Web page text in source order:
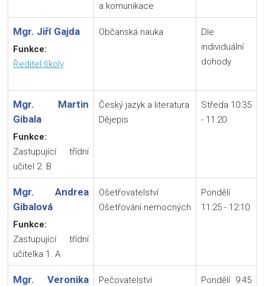
a komunikace
Mgr. Jiří Gajda
Funkce:
Ředitel školy
Občanská nauka
Dle
individuální
dohody
Mgr. Martin
Gibala
Funkce:
Zastupující třídní
učitel 2. B
Český jazyk a literatura
Dějepis
Středa 10:35
- 11:20
Mgr. Andrea
Gibalová
Funkce:
Zastupující třídní
učitelka 1. A
Ošetřovatelství
Ošetřování nemocných
Pondělí
11:25 - 12:10
Mgr. Veronika
Pečovatelství
Pondělí 9:45